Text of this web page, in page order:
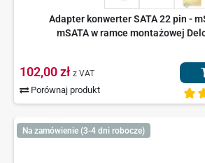
Adapter konwerter SATA 22 pin -
mSATA w ramce montażowej
102,00 zł z VAT
Porównaj produkt
Na zamówienie (3-4 dni robocze)